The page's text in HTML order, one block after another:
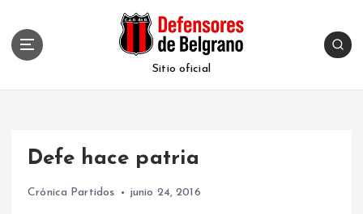
Sitio oficial
Defe hace patria
Crónica Partidos junio 24, 2016